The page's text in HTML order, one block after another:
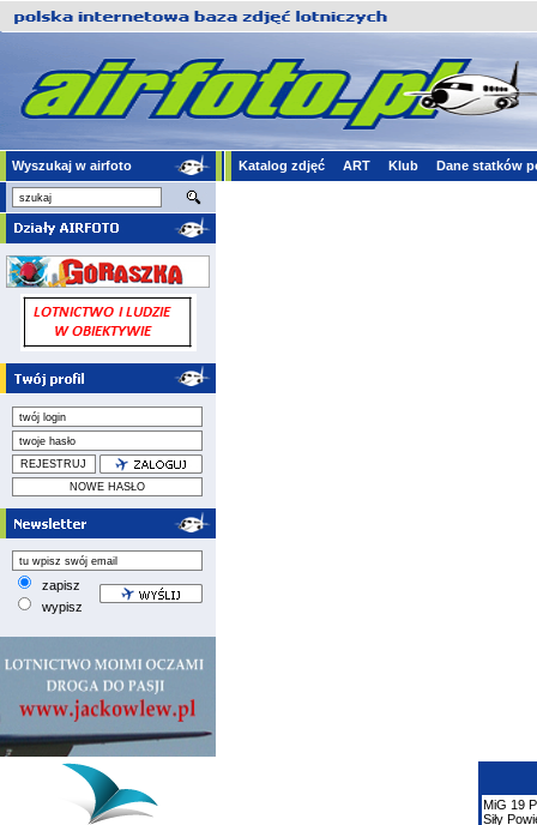
Wyszukaj w airfoto Katalog zdjęć ART Klub Dane statków
zapisz
wypisz
MiG 19
Siły